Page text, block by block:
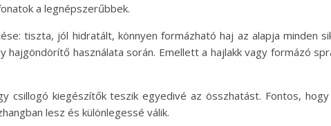
a legnépszerűbbek.
tiszta, jól hidratált, könnyen formázható haj az alapja minden
használata során. Emellett a hajlakk vagy formázó
csillogó kiegészítők teszik egyedivé az összhatást. Fontos, hogy
lesz és különlegessé válik.